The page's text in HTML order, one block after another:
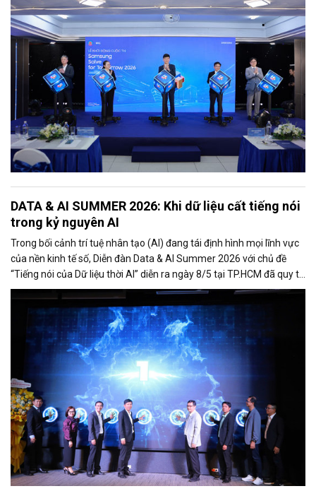
và đổi mới sáng tạo lớn nhất cả nước, định hướng này đang được
thúc đẩy mạnh mẽ thông qua các mô hình kết nối giữa cơ quan
quản lý, doanh nghiệp và nhà trường.
DATA & AI SUMMER 2026: Khi dữ liệu cất tiếng nói
trong kỷ nguyên AI
Trong bối cảnh trí tuệ nhân tạo (AI) đang tái định hình mọi lĩnh vực
của nền kinh tế số, Diễn đàn Data & AI Summer 2026 với chủ đề
“Tiếng nói của Dữ liệu thời AI” diễn ra ngày 8/5 tại TP.HCM đã quy tụ
hơn 500 đại biểu là lãnh đạo cơ quan quản lý, chuyên gia công nghệ,
doanh nghiệp, startup và cộng đồng đổi mới sáng tạo.